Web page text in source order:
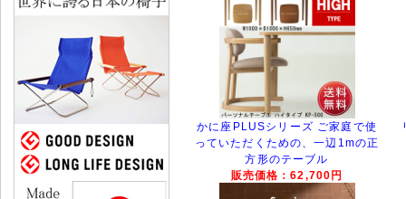
かに座PLUSシリーズ ご家庭で使
っていただくための、一辺1mの正
方形のテーブル
販売価格：62,700円